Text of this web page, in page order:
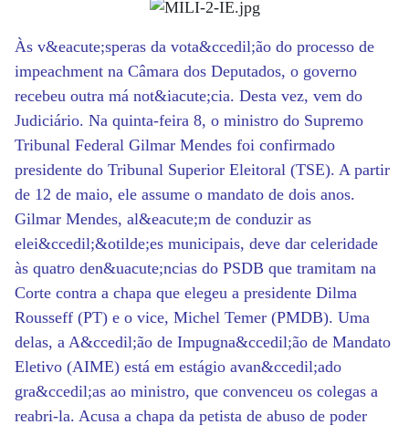
Às v&eacute;speras da vota&ccedil;ão do processo de
impeachment na Câmara dos Deputados, o governo
recebeu outra má not&iacute;cia. Desta vez, vem do
Judiciário. Na quinta-feira 8, o ministro do Supremo
Tribunal Federal Gilmar Mendes foi confirmado
presidente do Tribunal Superior Eleitoral (TSE). A partir
de 12 de maio, ele assume o mandato de dois anos.
Gilmar Mendes, al&eacute;m de conduzir as
elei&ccedil;&otilde;es municipais, deve dar celeridade
às quatro den&uacute;ncias do PSDB que tramitam na
Corte contra a chapa que elegeu a presidente Dilma
Rousseff (PT) e o vice, Michel Temer (PMDB). Uma
delas, a A&ccedil;ão de Impugna&ccedil;ão de Mandato
Eletivo (AIME) está em estágio avan&ccedil;ado
gra&ccedil;as ao ministro, que convenceu os colegas a
reabri-la. Acusa a chapa da petista de abuso de poder